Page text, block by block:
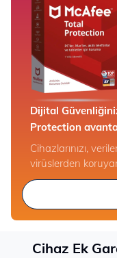
Dijital
Protection
Cihazlarınızı,
virüslerden
Cihaz Ek